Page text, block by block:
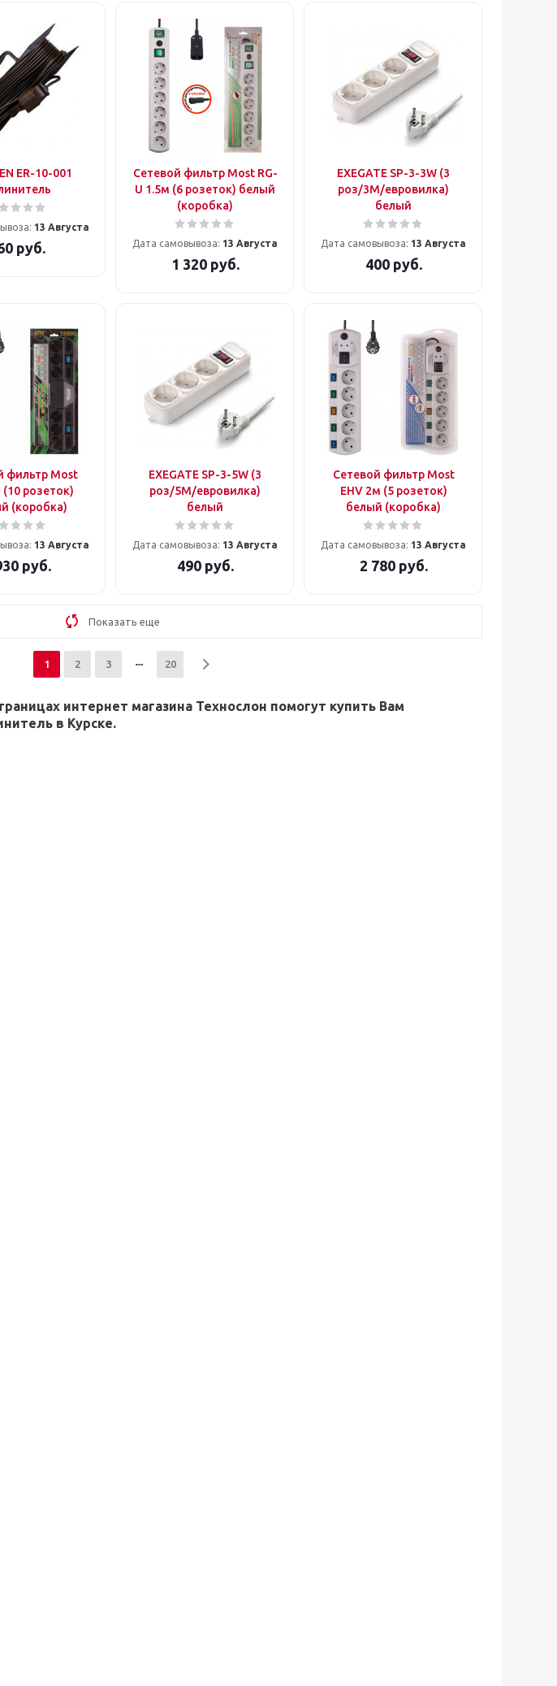
ER-10-001
13 Августа
руб.
Сетевой фильтр Most RG-
U 1.5м (6 розеток) белый
(коробка)
Дата самовывоза: 13 Августа
1 320руб.
EXEGATE SP-3-3W (3
роз/3M/евровилка)
белый
Дата самовывоза: 13 Августа
400руб.
фильтр Most
(10 розеток)
(коробка)
13 Августа
руб.
EXEGATE SP-3-5W (3
роз/5M/евровилка)
белый
Дата самовывоза: 13 Августа
490руб.
Сетевой фильтр Most
EHV 2м (5 розеток)
белый (коробка)
Дата самовывоза: 13 Августа
2 780руб.
Показать еще
1 2 3 20
интернет магазина Технослон помогут купить Вам
в Курске.